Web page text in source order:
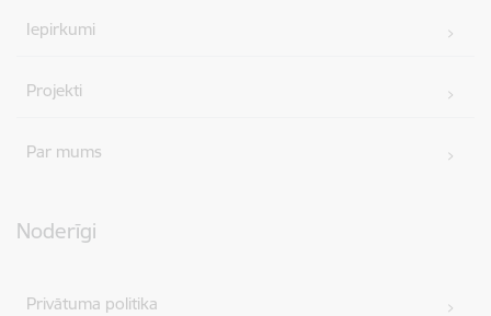
Iepirkumi
Projekti
Par mums
Noderīgi
Privātuma politika